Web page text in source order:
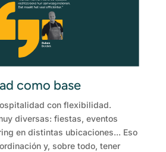
como base
con flexibilidad.
diversas: fiestas, eventos
en distintas ubicaciones... Eso
y, sobre todo, tener